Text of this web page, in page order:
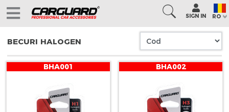
SIGN IN RO
BECURI HALOGEN
BHA001 BHA002